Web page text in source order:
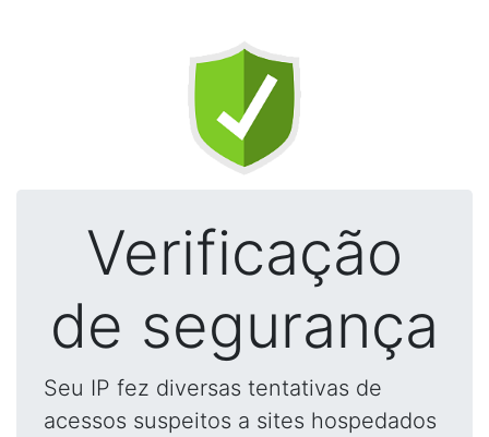
Verificação
de segurança
Seu IP fez diversas tentativas de
acessos suspeitos a sites hospedados